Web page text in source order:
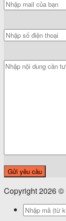
Copyright 2026 ©
Tìm